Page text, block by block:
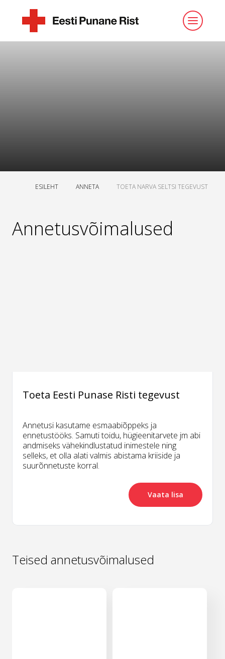
ESILEHT ANNETA TOETA NARVA SELTSI TEGEVUST
Annetusvõimalused
Toeta Eesti Punase Risti tegevust
Annetusi kasutame esmaabiõppeks ja
ennetustööks. Samuti toidu, hügieenitarvete jm abi
andmiseks vähekindlustatud inimestele ning
selleks, et olla alati valmis abistama kriiside ja
suurõnnetuste korral.
Vaata lisa
Teised annetusvõimalused